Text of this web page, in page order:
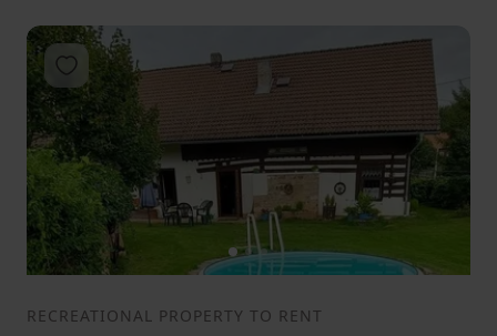
12 3
Add to favorites
RECREATIONAL PROPERTY TO RENT